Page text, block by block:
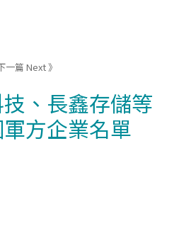
一篇 Next 》
、長鑫存儲等
方企業名單